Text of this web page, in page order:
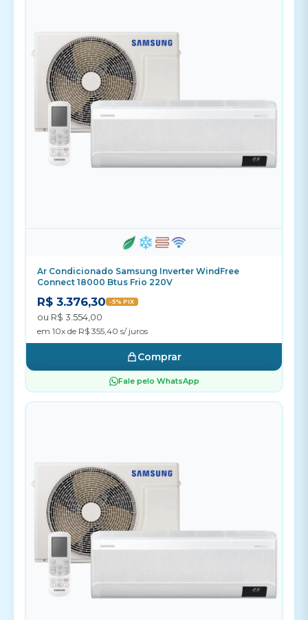
Ar Condicionado Samsung Inverter WindFree
Connect 18000 Btus Frio 220V
R$ 3.376,30 -5% PIX
ou R$ 3.554,00
em 10x de R$ 355,40 s/ juros
Comprar
Fale pelo WhatsApp